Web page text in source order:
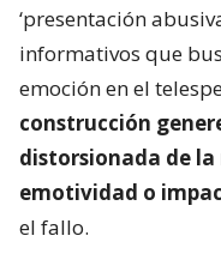
‘presentación
informativos que
emoción en el
construcción
distorsionada de
emotividad o
el fallo.